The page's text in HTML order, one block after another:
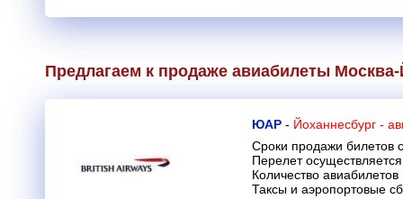
Предлагаем к продаже авиабилеты
ЮАР - Йоханнесбург -
Сроки продажи билетов
Перелет
Количество
Таксы и аэропортовые